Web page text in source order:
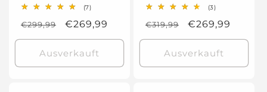
(7)7
insgesamt
Normaler
Preis
€299,99 Verkaufspreis
€269,99
Ausverkauft
(3)3
insgesamt
Normaler
Preis
€319,99 Verkaufspreis
€269,99
Ausverkauft